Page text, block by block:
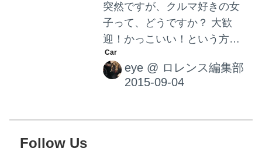
か。さすがセレブ。基本的に
渋めのスタイルが好きなよう
ですね。 ちなみにこちらの男
性、誰だかわかりますか？ 金
ぴかベトベトの男性。 こ...
突然ですが、クルマ好きの女
子って、どうですか？ 大歓
迎！かっこいい！という方も
いれば、あんまり‥、微妙‥
という意見もあるでしょう
ね。感覚では後者の方が多い
ことに、街中でスポーツカー
eye @ ロレンス編集部
Follow Us